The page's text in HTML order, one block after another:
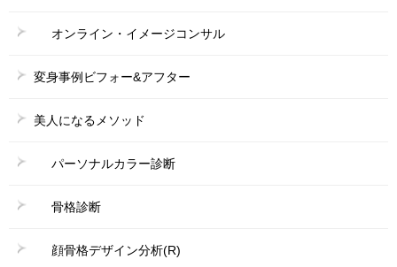
シ
ョ
オンライン・イメージコンサル
変身事例ビフォー&アフター
美人になるメソッド
パーソナルカラー診断
骨格診断
顔骨格デザイン分析(R)